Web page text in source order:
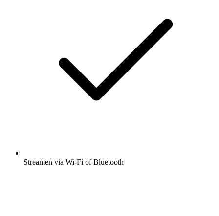
Streamen via Wi-Fi of Bluetooth